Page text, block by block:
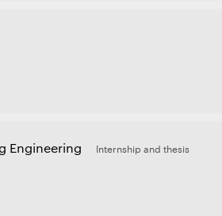
Engineering Internship and thesis